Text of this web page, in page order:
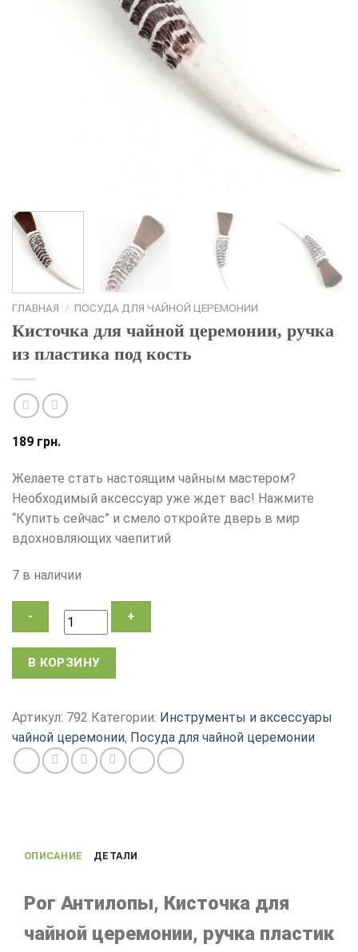
ГЛАВНАЯ / ПОСУДА ДЛЯ ЧАЙНОЙ ЦЕРЕМОНИИ
Кисточка для чайной церемонии, ручка
из пластика под кость
189 грн.
Желаете стать настоящим чайным мастером?
Необходимый аксессуар уже ждет вас! Нажмите
“Купить сейчас” и смело откройте дверь в мир
вдохновляющих чаепитий
7 в наличии
Количество
для
чайной
церемонии,
ручка
В КОРЗИНУ
Артикул: 792 Категории: Инструменты и аксессуары
чайной церемонии, Посуда для чайной церемонии
ОПИСАНИЕ ДЕТАЛИ
Рог Антилопы, Кисточка для
чайной церемонии, ручка пластик